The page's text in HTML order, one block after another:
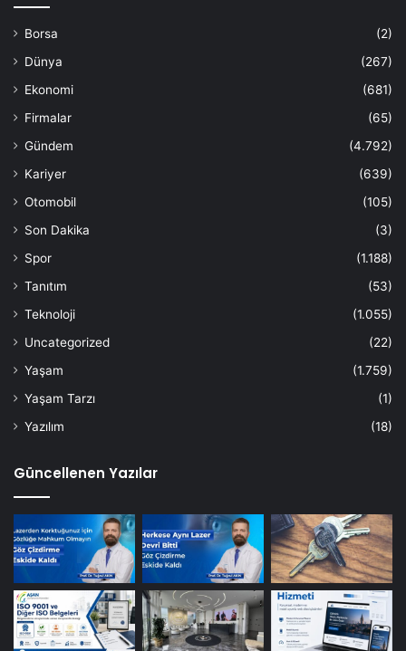
Borsa
(2)
Dünya
(267)
Ekonomi
(681)
Firmalar
(65)
Gündem
(4.792)
Kariyer
(639)
Otomobil
(105)
Son Dakika
(3)
Spor
(1.188)
Tanıtım
(53)
Teknoloji
(1.055)
Uncategorized
(22)
Yaşam
(1.759)
Yaşam Tarzı
(1)
Yazılım
(18)
Güncellenen Yazılar